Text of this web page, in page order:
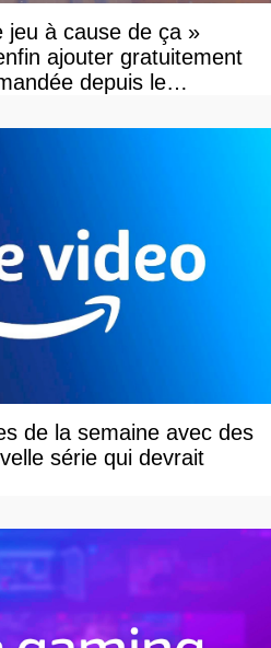
jeu à cause de ça »
ajouter gratuitement
depuis le
de la semaine avec des
série qui devrait